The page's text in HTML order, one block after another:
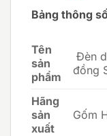
Bảng thông
Tên
sản
phẩm
Đèn
đồng
Hãng
sản
xuất
Gốm